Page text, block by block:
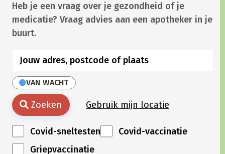
Heb je een vraag over je gezondheid of je
medicatie? Vraag advies aan een apotheker in je
buurt.
VAN WACHT
Zoeken Gebruik mijn locatie
Covid-sneltesten
Covid-vaccinatie
Griepvaccinatie